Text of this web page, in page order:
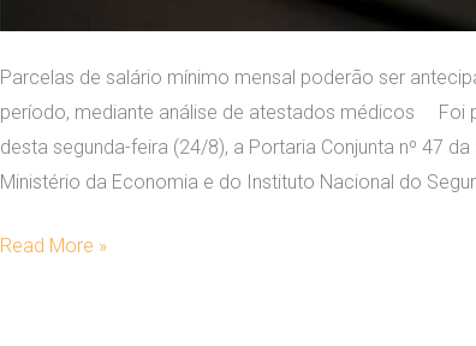
Parcelas de salário mínimo mensal poderão ser
período, mediante análise de atestados médicos Foi
desta segunda-feira (24/8), a Portaria Conjunta nº 47
Ministério da Economia e do Instituto Nacional do
Read More »